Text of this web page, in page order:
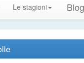
Le stagioni Blog